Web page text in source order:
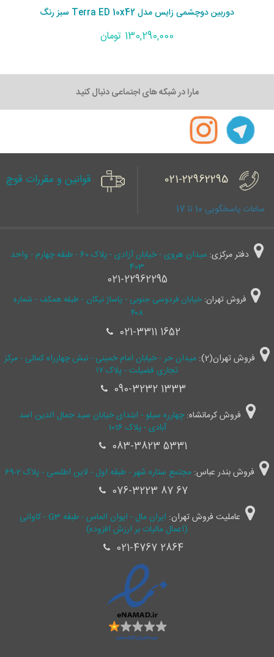
دوربین دوچشمی زایس مدل Terra ED 10x42 سبز رنگ
130,290,000 تومان
مارا در شبکه های اجتماعی دنبال کنید
021-22962295
ساعات پاسخگویی 10 تا 17
قوانین و مقررات قوچ
دفتر مرکزی:
میدان هروی - خیابان آزادی - پلاک 60 - طبقه چهارم - واحد
403
021-22962295
فروش تهران: خیابان فردوسی جنوبی - پاساژ نیکان - طبقه همکف - شماره
۴۰۸
021-3311 1652
فروش تهران(2):
میدان حر - خیابان امام خمینی - نبش چهارراه کمالی - مرکز
تجاری فضیلت - پلاک ۱۷
090-3232 1333
فروش کرمانشاه:چهارره سیلو - ابتدای خیابان سید جمال ‌الدین اسد
آبادی - پلاک 1016
083-3823 5331
فروش بندر عباس: مجتمع ستاره شهر - طبقه اول - لاین اطلسی - پلاک 2-69
076-3223 87 67
عاملیت فروش تهران:
ایران مال - ایوان الماس - طبقه G3 - کاوانی
(اعمال مالیات بر ارزش افزوده)
021-4767 2864